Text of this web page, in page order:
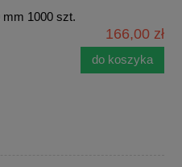
mm 1000 szt.
166,00 zł
do koszyka